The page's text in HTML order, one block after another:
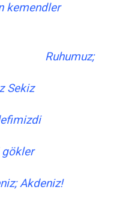
kemendler
Sekiz
Akdeniz!